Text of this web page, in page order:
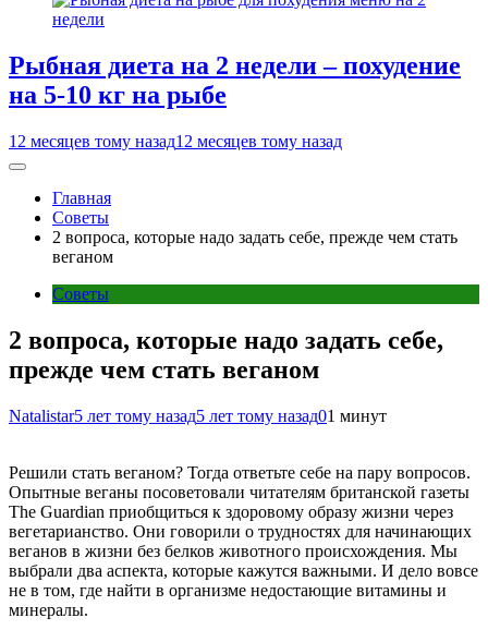
Рыбная диета на 2 недели – похудение
на 5-10 кг на рыбе
12 месяцев тому назад12 месяцев тому назад
Главная
Советы
2 вопроса, которые надо задать себе, прежде чем стать
веганом
Советы
2 вопроса, которые надо задать себе,
прежде чем стать веганом
Natalistar5 лет тому назад5 лет тому назад01 минут
Решили стать веганом? Тогда ответьте себе на пару вопросов.
Опытные веганы посоветовали читателям британской газеты
The Guardian приобщиться к здоровому образу жизни через
вегетарианство. Они говорили о трудностях для начинающих
веганов в жизни без белков животного происхождения. Мы
выбрали два аспекта, которые кажутся важными. И дело вовсе
не в том, где найти в организме недостающие витамины и
минералы.